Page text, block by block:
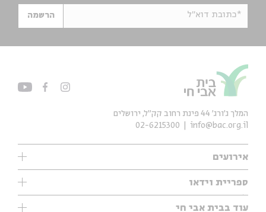
*כתובת דוא"ל הרשמה
אירועים
עיון
אנגלית
ספריית וידאו
ילדים
עוד בבית אבי חי
המלך ג'ורג' 44 פינת רחוב קק״ל, ירושלים
info@bac.org.il
02-6215300